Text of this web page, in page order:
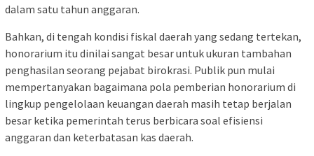
dalam satu tahun anggaran.
Bahkan, di tengah kondisi fiskal daerah yang sedang tertekan,
honorarium itu dinilai sangat besar untuk ukuran tambahan
penghasilan seorang pejabat birokrasi. Publik pun mulai
mempertanyakan bagaimana pola pemberian honorarium di
lingkup pengelolaan keuangan daerah masih tetap berjalan
besar ketika pemerintah terus berbicara soal efisiensi
anggaran dan keterbatasan kas daerah.